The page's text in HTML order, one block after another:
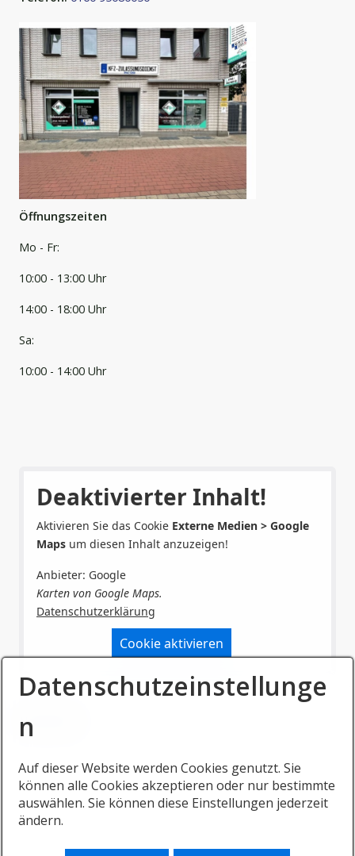
Öffnungszeiten
Mo - Fr:
10:00 - 13:00 Uhr
14:00 - 18:00 Uhr
Sa:
10:00 - 14:00 Uhr
Deaktivierter Inhalt!
Aktivieren Sie das Cookie Externe Medien > Google
Maps um diesen Inhalt anzuzeigen!
Anbieter: Google
Karten von Google Maps.
Datenschutzerklärung
Cookie aktivieren
Nach oben
Datenschutzeinstellunge
n
Auf dieser Website werden Cookies genutzt. Sie
können alle Cookies akzeptieren oder nur bestimmte
auswählen. Sie können diese Einstellungen jederzeit
ändern.